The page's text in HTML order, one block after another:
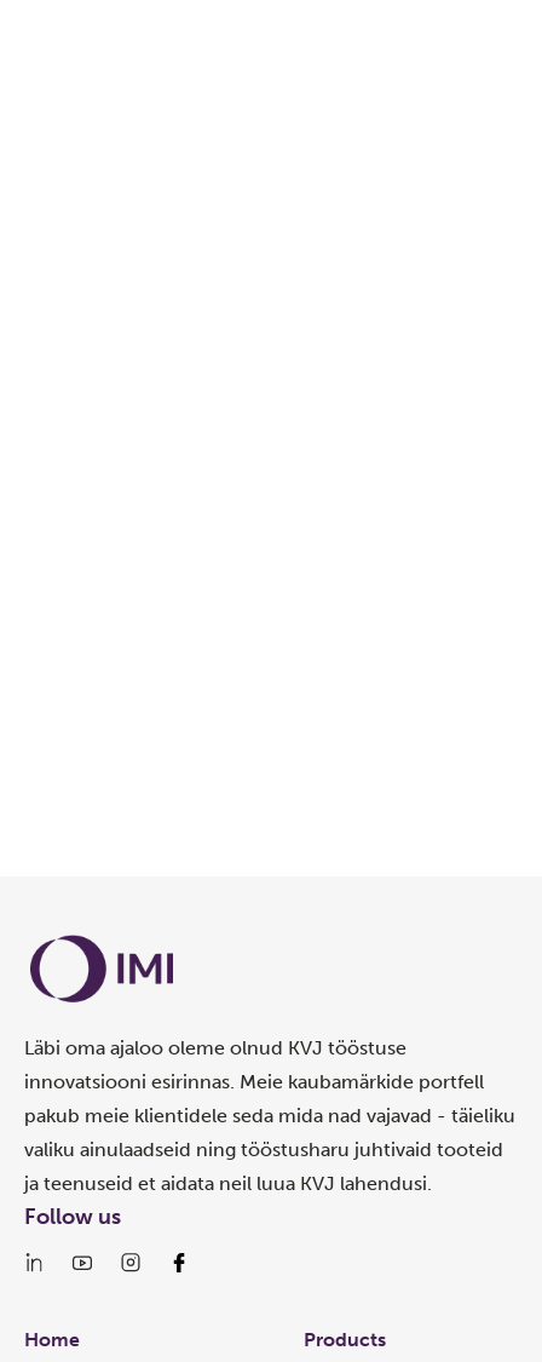
Läbi oma ajaloo oleme olnud KVJ tööstuse
innovatsiooni esirinnas. Meie kaubamärkide portfell
pakub meie klientidele seda mida nad vajavad - täieliku
valiku ainulaadseid ning tööstusharu juhtivaid tooteid
ja teenuseid et aidata neil luua KVJ lahendusi.
Links
Home Products
Follow us